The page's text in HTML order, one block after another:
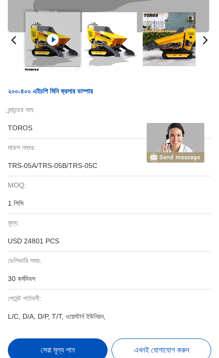
২০০-৪০০ এইচপি মিনি ক্রলার ডাম্পার
ব্র্যান্ডের নাম:
TOROS
মডেল নম্বর:
TRS-05A/TRS-05B/TRS-05C
MOQ:
1 পিসি
মূল্য:
USD 24801 PCS
ডেলিভারি সময়:
30 কর্মদিবস
পেমেন্ট শর্তাবলী:
L/C, D/A, D/P, T/T, ওয়েস্টার্ন ইউনিয়ন,
সেরা মূল্য পান এখনই যোগাযোগ করুন